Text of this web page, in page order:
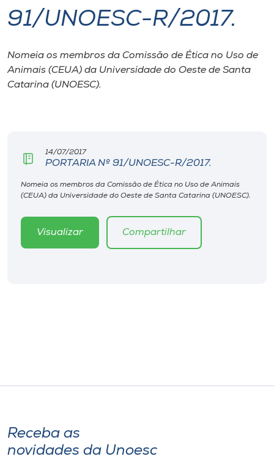
I.nova
Diplomados
Rádio
A+
91/UNOESC-R/2017.
Nomeia os membros da Comissão de Ética no Uso de
Animais (CEUA) da Universidade do Oeste de Santa
Catarina (UNOESC).
14/07/2017
PORTARIA Nº 91/UNOESC-R/2017.
Nomeia os membros da Comissão de Ética no Uso de Animais
(CEUA) da Universidade do Oeste de Santa Catarina (UNOESC).
Visualizar Compartilhar
Receba as
novidades da Unoesc